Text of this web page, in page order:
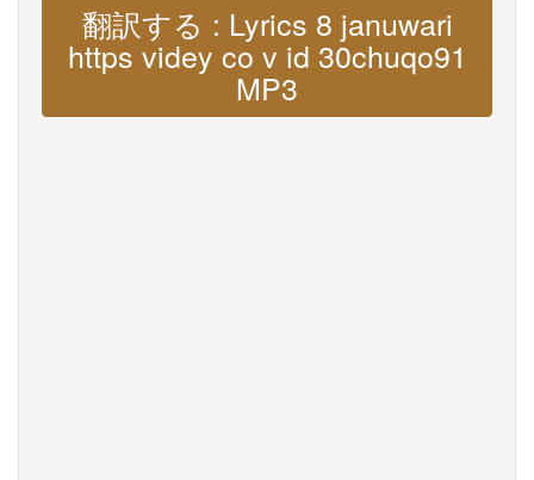
翻訳する : Lyrics 8 januwari
https videy co v id 30chuqo91
MP3